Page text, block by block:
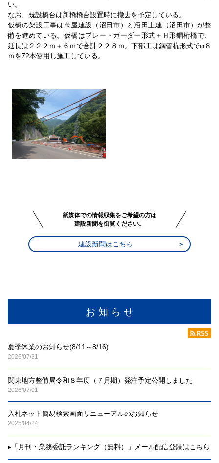
お 知 ら せ
夏季休業のお知らせ(8/11～8/16)
2026/07/31
関東地方整備局令和８年度（７月期）発注予定公開しました
2026/07/01
入札ネット簡易検索画面リニューアルのお知らせ
2025/04/24
▸ 「月刊・業務委託ランキング（無料）」メール配信登録はこちら
い。
なお、既設橋台は新橋橋台設置時に撤去を予定している。
仮橋の架設工事は萬屋建設（沼田市）と沼田土建（沼田市）が整
備を進めている。仮橋はプレートガーダー形式＋Ｈ形鋼桁橋で、
延長は２２２ｍ＋６ｍで合計２２８ｍ。下部工は鋼管杭形式でφ８
ｍを72本使用し施工している。
紙媒体での情報収集をご希望の方は
建設新聞を御覧ください。
建設新聞はこちら